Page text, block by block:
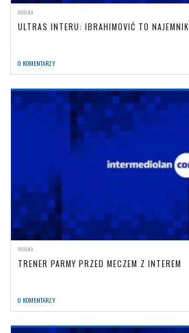
OGÓLNA
ULTRAS INTERU: IBRAHIMOVIĆ TO NAJEMNIK
0 KOMENTARZY
OGÓLNA
TRENER PARMY PRZED MECZEM Z INTEREM
0 KOMENTARZY